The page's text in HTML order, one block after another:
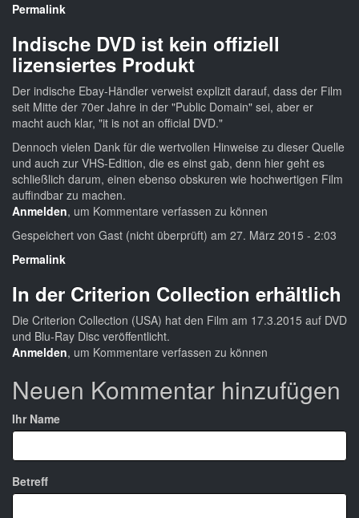
Permalink
Indische DVD ist kein offiziell
lizensiertes Produkt
Der indische Ebay-Händler verweist explizit darauf, dass der Film
seit Mitte der 70er Jahre in der "Public Domain" sei, aber er
macht auch klar, "it is not an official DVD."
Dennoch vielen Dank für die wertvollen Hinweise zu dieser Quelle
und auch zur VHS-Edition, die es einst gab, denn hier geht es
schließlich darum, einen ebenso obskuren wie hochwertigen Film
auffindbar zu machen.
Anmelden, um Kommentare verfassen zu können
Gespeichert von Gast (nicht überprüft) am 27. März 2015 - 2:03
Permalink
In der Criterion Collection erhältlich
Die Criterion Collection (USA) hat den Film am 17.3.2015 auf DVD
und Blu-Ray Disc veröffentlicht.
Anmelden, um Kommentare verfassen zu können
Neuen Kommentar hinzufügen
Ihr Name
Betreff